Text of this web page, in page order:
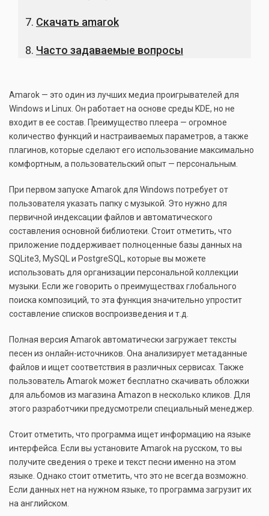
Скачать amarok
Часто задаваемые вопросы
Amarok — это один из лучших медиа проигрывателей для
Windows и Linux. Он работает на основе среды KDE, но не
входит в ее состав. Преимущество плеера — огромное
количество функций и настраиваемых параметров, а также
плагинов, которые сделают его использование максимально
комфортным, а пользовательский опыт — персональным.
При первом запуске Amarok для Windows потребует от
пользователя указать папку с музыкой. Это нужно для
первичной индексации файлов и автоматического
составления основной библиотеки. Стоит отметить, что
приложение поддерживает полноценные базы данных на
SQLite3, MySQL и PostgreSQL, которые вы можете
использовать для организации персональной коллекции
музыки. Если же говорить о преимуществах глобального
поиска композиций, то эта функция значительно упростит
составление списков воспроизведения и т.д.
Полная версия Amarok автоматически загружает тексты
песен из онлайн-источников. Она анализирует метаданные
файлов и ищет соответствия в различных сервисах. Также
пользователь Amarok может бесплатно скачивать обложки
для альбомов из магазина Amazon в несколько кликов. Для
этого разработчики предусмотрели специальный менеджер.
Стоит отметить, что программа ищет информацию на языке
интерфейса. Если вы установите Amarok на русском, то вы
получите сведения о треке и текст песни именно на этом
языке. Однако стоит отметить, что это не всегда возможно.
Если данных нет на нужном языке, то программа загрузит их
на английском.